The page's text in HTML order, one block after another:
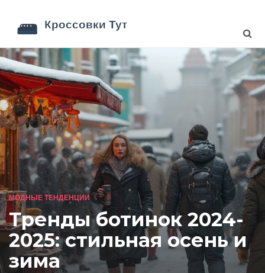
МОДНЫЕ ТЕНДЕНЦИИ
Тренды ботинок 2024-
2025: стильная осень и
зима